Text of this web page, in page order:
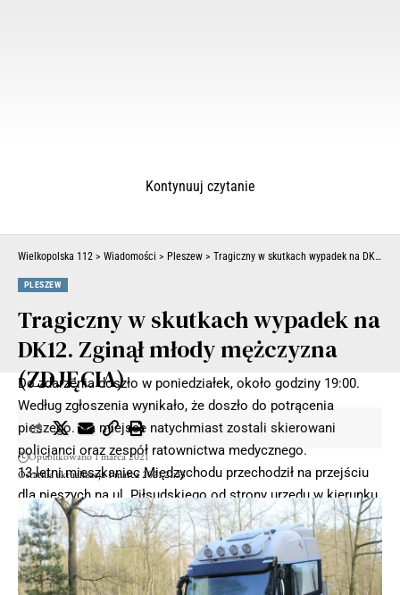
Do zdarzenia doszło w poniedziałek, około godziny 19:00.
Według zgłoszenia wynikało, że doszło do potrącenia
pieszego. Na miejsce natychmiast zostali skierowani
policjanci oraz zespół ratownictwa medycznego.
13-letni mieszkaniec Międzychodu przechodził na przejściu
dla pieszych na ul. Piłsudskiego od strony urzędu w kierunku
bloków. Jadący od strony Wielowsi kierowca zatrzymał się,
aby przepuścić pieszego. Kiedy chłopiec był już na drugim
pasie ruchu został potrącony przez kierowcę samochodu m-
ki Renault jadącego od strony ul. Czynu 600-lecia – informuje
Kontynuuj czytanie
Wielkopolska 112 > Wiadomości > Pleszew > Tragiczny w skutkach wypadek na DK12. Zginął młody mężczyzna (ZDJĘCIA)
PLESZEW
Tragiczny w skutkach wypadek na
DK12. Zginął młody mężczyzna
(ZDJĘCIA)
Ostatnia aktualizacja 1 marca 2021 21:35
Opublikowano 1 marca 2021